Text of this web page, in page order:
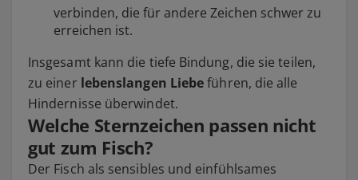
verbinden, die für andere Zeichen schwer zu
erreichen ist.
Insgesamt kann die tiefe Bindung, die sie teilen,
zu einer lebenslangen Liebeführen, die alle
Hindernisse überwindet.
Welche Sternzeichen passen nicht
gut zum Fisch?
Der Fisch als sensibles und einfühlsames